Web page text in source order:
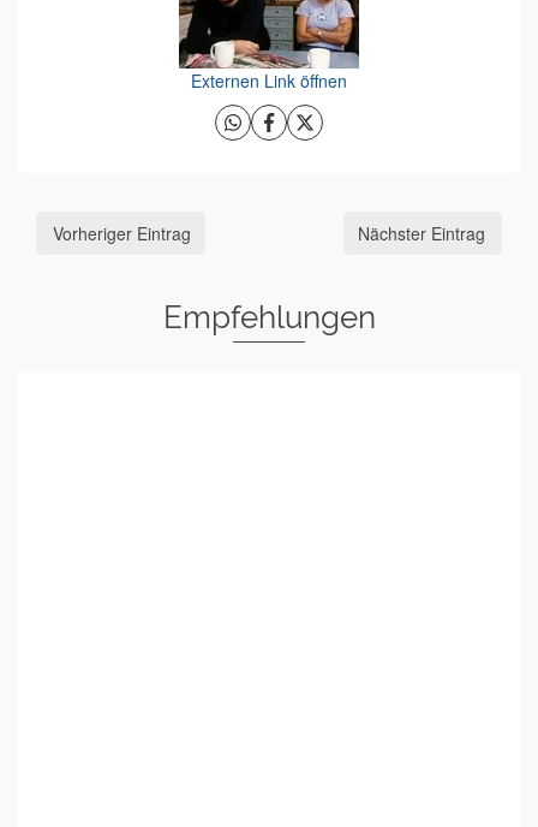
Externen Link öffnen
Vorheriger Eintrag Nächster Eintrag
Empfehlungen